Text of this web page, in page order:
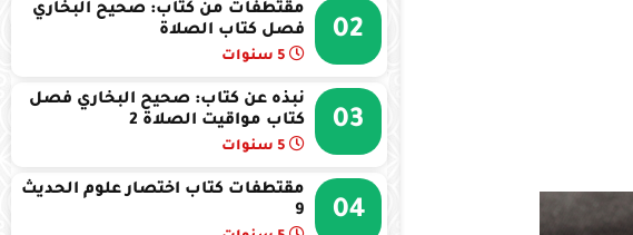
02
مقتطفات من كتاب: صحيح البخاري
فصل كتاب الصلاة
03
نبذه عن كتاب: صحيح البخاري فصل
كتاب مواقيت الصلاة 2
04
مقتطفات كتاب اختصار علوم الحديث
9